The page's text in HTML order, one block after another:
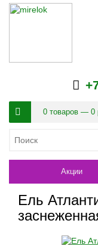
0 товаров — 0
Акции
Ель